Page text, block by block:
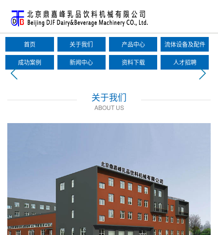
首页 关于我们 产品中心 流体设备及配件
成功案例 新闻中心 资料下载 人才招聘
关于我们
ABOUT US